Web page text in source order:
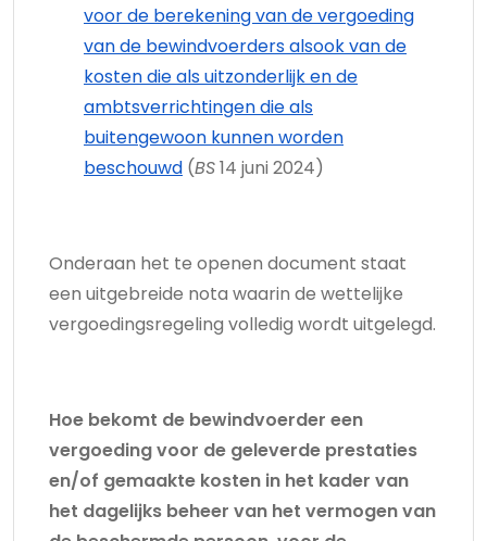
voor de berekening van de vergoeding
van de bewindvoerders alsook van de
kosten die als uitzonderlijk en de
ambtsverrichtingen die als
buitengewoon kunnen worden
beschouwd (BS14 juni 2024)
Onderaan het te openen document staat
een uitgebreide nota waarin de wettelijke
vergoedingsregeling volledig wordt uitgelegd.
Hoe bekomt de bewindvoerder een
vergoeding voor de geleverde prestaties
en/of gemaakte kosten in het kader van
het dagelijks beheer van het vermogen van